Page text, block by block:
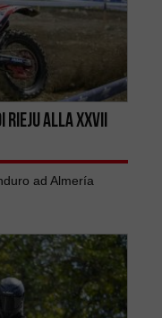
RIEJU ALLA XXVII
ad Almería